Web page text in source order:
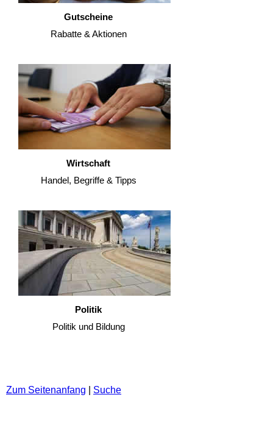
Gutscheine
Rabatte & Aktionen
Wirtschaft
Handel, Begriffe & Tipps
Politik
Politik und Bildung
Zum Seitenanfang Suche